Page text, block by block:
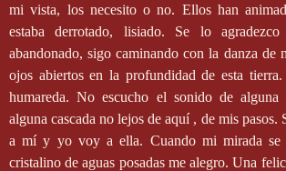
mi vista, los necesito o no. Ellos han
estaba derrotado, lisiado. Se lo
abandonado, sigo caminando con la danza de
ojos abiertos en la profundidad de esta
humareda. No escucho el sonido de alguna
alguna cascada no lejos de aquí , de mis pasos.
a mí y yo voy a ella. Cuando mi mirada se
cristalino de aguas posadas me alegro. Una